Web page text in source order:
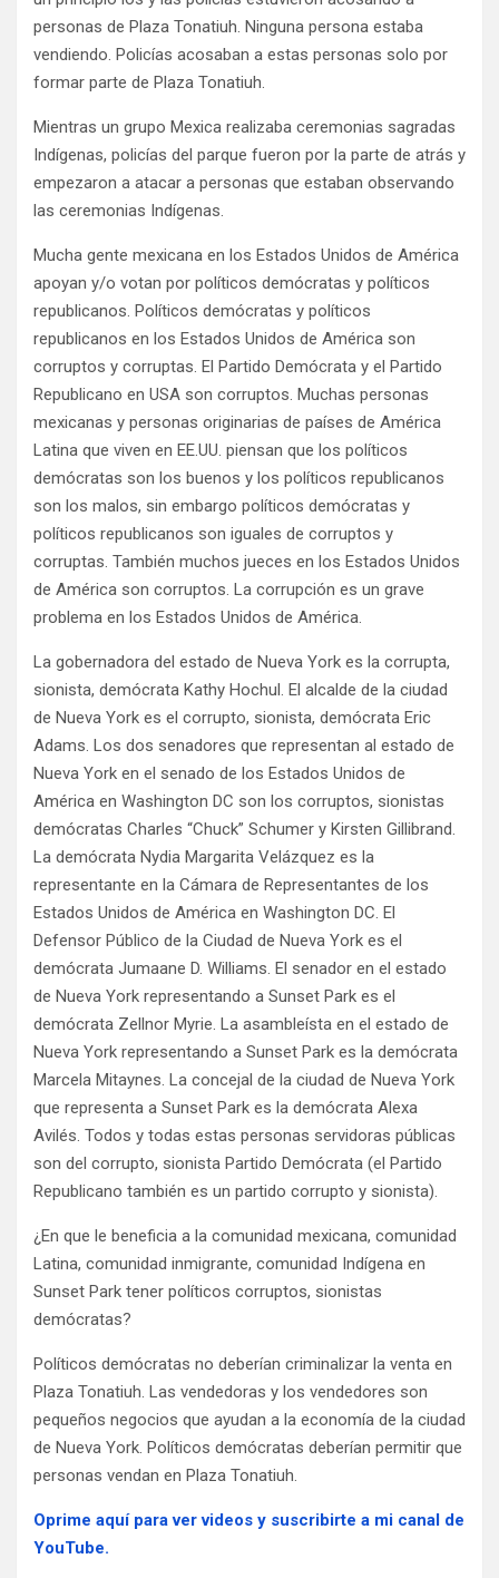
personas de Plaza Tonatiuh. Ninguna persona estaba
vendiendo. Policías acosaban a estas personas solo por
formar parte de Plaza Tonatiuh.
Mientras un grupo Mexica realizaba ceremonias sagradas
Indígenas, policías del parque fueron por la parte de atrás y
empezaron a atacar a personas que estaban observando
las ceremonias Indígenas.
Mucha gente mexicana en los Estados Unidos de América
apoyan y/o votan por políticos demócratas y políticos
republicanos. Políticos demócratas y políticos
republicanos en los Estados Unidos de América son
corruptos y corruptas. El Partido Demócrata y el Partido
Republicano en USA son corruptos. Muchas personas
mexicanas y personas originarias de países de América
Latina que viven en EE.UU. piensan que los políticos
demócratas son los buenos y los políticos republicanos
son los malos, sin embargo políticos demócratas y
políticos republicanos son iguales de corruptos y
corruptas. También muchos jueces en los Estados Unidos
de América son corruptos. La corrupción es un grave
problema en los Estados Unidos de América.
La gobernadora del estado de Nueva York es la corrupta,
sionista, demócrata Kathy Hochul. El alcalde de la ciudad
de Nueva York es el corrupto, sionista, demócrata Eric
Adams. Los dos senadores que representan al estado de
Nueva York en el senado de los Estados Unidos de
América en Washington DC son los corruptos, sionistas
demócratas Charles “Chuck” Schumer y Kirsten Gillibrand.
La demócrata Nydia Margarita Velázquez es la
representante en la Cámara de Representantes de los
Estados Unidos de América en Washington DC. El
Defensor Público de la Ciudad de Nueva York es el
demócrata Jumaane D. Williams. El senador en el estado
de Nueva York representando a Sunset Park es el
demócrata Zellnor Myrie. La asambleísta en el estado de
Nueva York representando a Sunset Park es la demócrata
Marcela Mitaynes. La concejal de la ciudad de Nueva York
que representa a Sunset Park es la demócrata Alexa
Avilés. Todos y todas estas personas servidoras públicas
son del corrupto, sionista Partido Demócrata (el Partido
Republicano también es un partido corrupto y sionista).
¿En que le beneficia a la comunidad mexicana, comunidad
Latina, comunidad inmigrante, comunidad Indígena en
Sunset Park tener políticos corruptos, sionistas
demócratas?
Políticos demócratas no deberían criminalizar la venta en
Plaza Tonatiuh. Las vendedoras y los vendedores son
pequeños negocios que ayudan a la economía de la ciudad
de Nueva York. Políticos demócratas deberían permitir que
personas vendan en Plaza Tonatiuh.
Oprime aquí para ver videos y suscribirte a mi canal de
YouTube.